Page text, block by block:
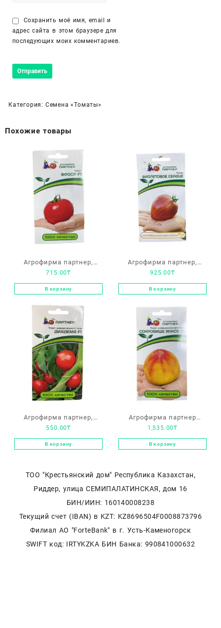
Сохранить моё имя, email и
адрес сайта в этом браузере для
последующих моих комментариев.
Категория: Семена «Томаты»
Похожие товары
Агрофирма партнер,
томат «Фрося F1»
715.00₸
В корзину
Агрофирма партнер,
томат «Фиолетовое
сердце»
925.00₸
В корзину
Агрофирма партнер,
томат «Диадема F1»
универсального типа
550.00₸
В корзину
Агрофирма партнер
томат «Сокровище инков
F1» универсального типа
1,535.00₸
В корзину
ТОО "Крестьянский дом" Республика Казахстан,
Риддер, улица СЕМИПАЛАТИНСКАЯ, дом 16
БИН/ИИН: 160140008238
Текущий счет (IBAN) в KZT: KZ8696504F0008873796
Филиал АО "ForteBank" в г. Усть-Каменогорск
SWIFT код: IRTYKZKA БИН Банка: 990841000632